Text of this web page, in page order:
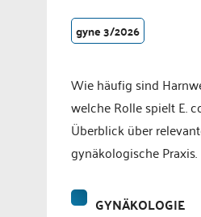
gyne 3/2026
Wie häufig sind
welche Rolle spielt E.
Überblick über
gynäkologische Praxis.
GYNÄKOLOGIE